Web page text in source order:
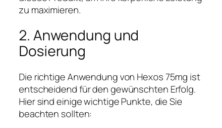
zu maximieren.
2. Anwendung und
Dosierung
Die richtige Anwendung von Hexos 75mg ist
entscheidend für den gewünschten Erfolg.
Hier sind einige wichtige Punkte, die Sie
beachten sollten: